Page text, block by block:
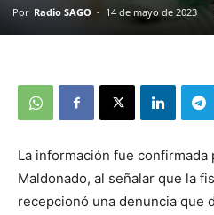
Por Radio SAGO - 14 de mayo de 2023
La información fue confirmada
Maldonado, al señalar que la
recepcionó una denuncia que